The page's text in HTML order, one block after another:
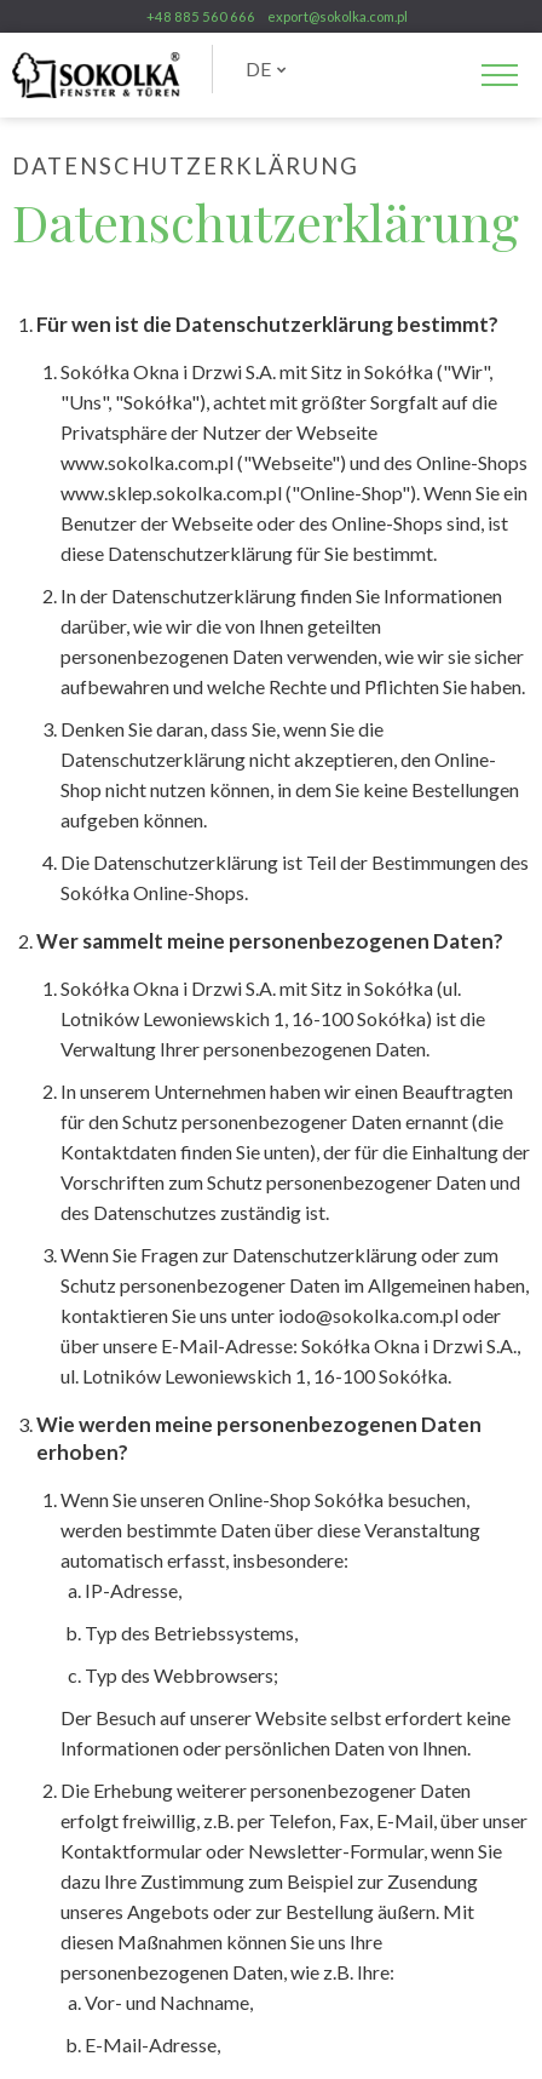
+48 885 560 666 export@sokolka.com.pl
DE
DATENSCHUTZERKLÄRUNG
Datenschutzerklärung
Für wen ist die Datenschutzerklärung bestimmt?
Sokółka Okna i Drzwi S.A. mit Sitz in Sokółka ("Wir",
"Uns", "Sokółka"), achtet mit größter Sorgfalt auf die
Privatsphäre der Nutzer der Webseite
www.sokolka.com.pl ("Webseite") und des Online-Shops
www.sklep.sokolka.com.pl ("Online-Shop"). Wenn Sie ein
Benutzer der Webseite oder des Online-Shops sind, ist
diese Datenschutzerklärung für Sie bestimmt.
In der Datenschutzerklärung finden Sie Informationen
darüber, wie wir die von Ihnen geteilten
personenbezogenen Daten verwenden, wie wir sie sicher
aufbewahren und welche Rechte und Pflichten Sie haben.
Denken Sie daran, dass Sie, wenn Sie die
Datenschutzerklärung nicht akzeptieren, den Online-
Shop nicht nutzen können, in dem Sie keine Bestellungen
aufgeben können.
Die Datenschutzerklärung ist Teil der Bestimmungen des
Sokółka Online-Shops.
Wer sammelt meine personenbezogenen Daten?
Sokółka Okna i Drzwi S.A. mit Sitz in Sokółka (ul.
Lotników Lewoniewskich 1, 16-100 Sokółka) ist die
Verwaltung Ihrer personenbezogenen Daten.
In unserem Unternehmen haben wir einen Beauftragten
für den Schutz personenbezogener Daten ernannt (die
Kontaktdaten finden Sie unten), der für die Einhaltung der
Vorschriften zum Schutz personenbezogener Daten und
des Datenschutzes zuständig ist.
Wenn Sie Fragen zur Datenschutzerklärung oder zum
Schutz personenbezogener Daten im Allgemeinen haben,
kontaktieren Sie uns unter iodo@sokolka.com.pl oder
über unsere E-Mail-Adresse: Sokółka Okna i Drzwi S.A.,
ul. Lotników Lewoniewskich 1, 16-100 Sokółka.
Wie werden meine personenbezogenen Daten
erhoben?
Wenn Sie unseren Online-Shop Sokółka besuchen,
werden bestimmte Daten über diese Veranstaltung
automatisch erfasst, insbesondere:
IP-Adresse,
Typ des Betriebssystems,
Typ des Webbrowsers;
Der Besuch auf unserer Website selbst erfordert keine
Informationen oder persönlichen Daten von Ihnen.
Die Erhebung weiterer personenbezogener Daten
erfolgt freiwillig, z.B. per Telefon, Fax, E-Mail, über unser
Kontaktformular oder Newsletter-Formular, wenn Sie
dazu Ihre Zustimmung zum Beispiel zur Zusendung
unseres Angebots oder zur Bestellung äußern. Mit
diesen Maßnahmen können Sie uns Ihre
personenbezogenen Daten, wie z.B. Ihre:
Vor- und Nachname,
E-Mail-Adresse,